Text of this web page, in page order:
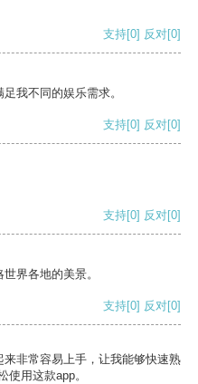
支持[0] 反对[0]
我不同的娱乐需求。
支持[0] 反对[0]
支持[0] 反对[0]
界各地的美景。
支持[0] 反对[0]
非常容易上手，让我能够快速熟
使用这款app。